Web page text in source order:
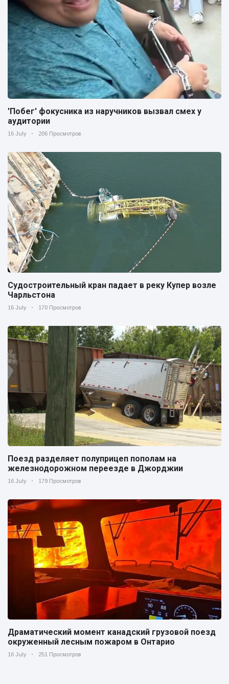
'Побег' фокусника из наручников вызвал смех у
аудитории
16 July 206 Просмотров
Судостроительный кран падает в реку Купер возле
Чарльстона
16 July 170 Просмотров
Поезд разделяет полуприцеп пополам на
железнодорожном переезде в Джорджии
16 July 179 Просмотров
Драматический момент канадский грузовой поезд
окруженный лесным пожаром в Онтарио
16 July 251 Просмотров